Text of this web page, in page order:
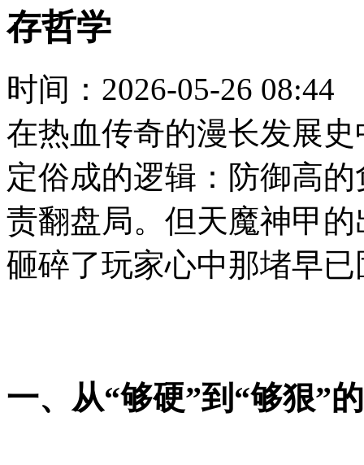
存哲学
时间： 2026-05-26 08:44
在热血传奇的漫长发展
定俗成的逻辑：防御高
责翻盘局。但天魔神甲
砸碎了玩家心中那堵早
一、从“够硬”到“够狠”